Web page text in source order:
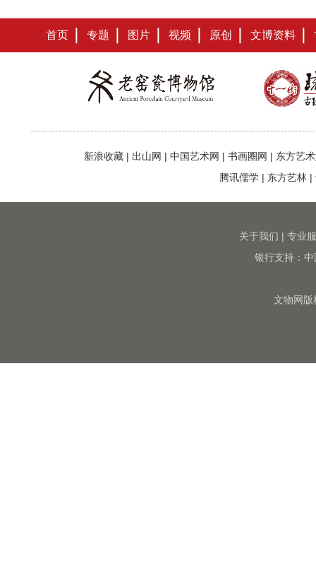
首页 专题 图片 视频 原创 文博资料
新浪收藏 | 出山网 | 中国艺术网 | 书画圈网 | 东方艺
腾讯儒学 | 东方艺林 |
关于我们 | 专业
银行支持：
文物网